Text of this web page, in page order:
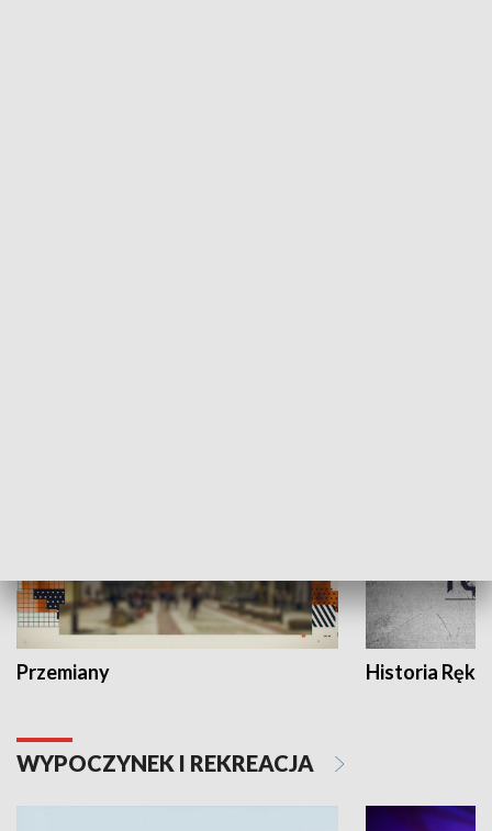
Przemiany Historia Ręką
WYPOCZYNEK I REKREACJA